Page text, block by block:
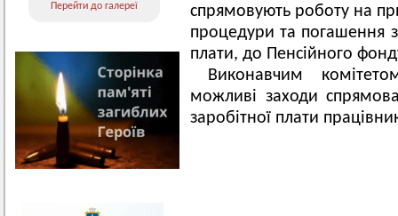
Перейти до галереї
спрямовують роботу на
процедури та погашення
плати, до Пенсійного
Виконавчим
можливі заходи
заробітної плати